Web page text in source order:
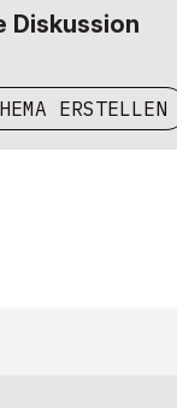
Diskussion
ERSTELLEN